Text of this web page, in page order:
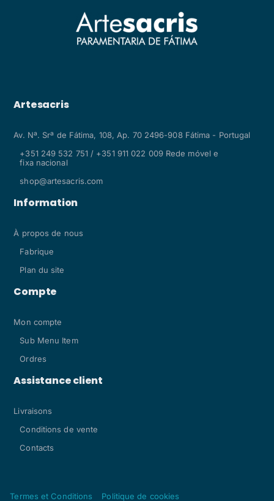
Artesacris
Av. Nª. Srª de Fátima, 108, Ap. 70 2496-908 Fátima - Portugal
+351 249 532 751 / +351 911 022 009 Rede móvel e
fixa nacional
shop@artesacris.com
Information
À propos de nous
Fabrique
Plan du site
Compte
Mon compte
Sub Menu Item
Ordres
Assistance client
Livraisons
Conditions de vente
Contacts
Termes et Conditions Politique de cookies